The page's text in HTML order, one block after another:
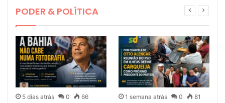
Poder & Política
Poder & Política
Poder & Política
PODER & POLÍTICA
5 dias atrás 0 66 1 semana atrás 0 81